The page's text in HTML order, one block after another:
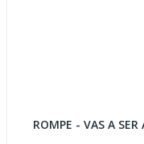
ROMPE - VAS A